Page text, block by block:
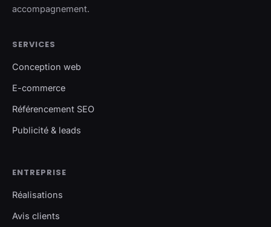
accompagnement.
SERVICES
Conception web
E-commerce
Référencement SEO
Publicité & leads
ENTREPRISE
Réalisations
Avis clients